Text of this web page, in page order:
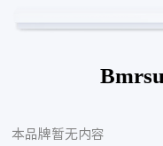
本品牌暂无内容